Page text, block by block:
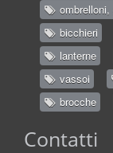
bicchieri
lanterne
vassoi
brocche
Contatti